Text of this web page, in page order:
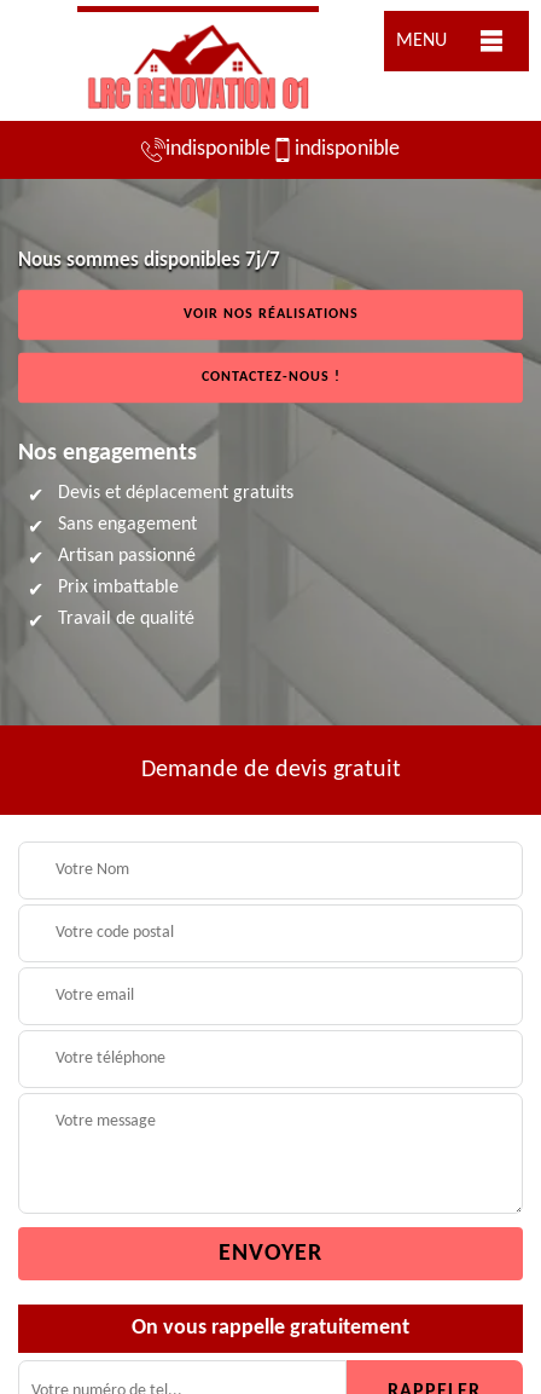
MENU
indisponible indisponible
Nous sommes disponibles 7j/7
VOIR NOS RÉALISATIONS
CONTACTEZ-NOUS !
Nos engagements
Devis et déplacement gratuits
Sans engagement
Artisan passionné
Prix imbattable
Travail de qualité
Demande de devis gratuit
On vous rappelle gratuitement